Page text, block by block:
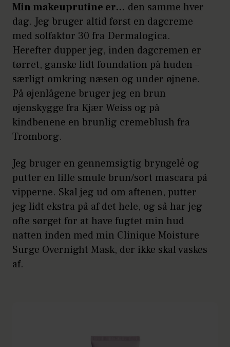
Min makeuprutine er… den samme hver
dag. Jeg bruger altid først en dagcreme
med solfaktor 30 fra Dermalogica.
Herefter dupper jeg, inden dagcremen er
tørret, ganske lidt foundation på huden –
særligt omkring næsen og under øjnene.
På øjenlågene bruger jeg en brun
øjenskygge fra Kjær Weiss og på
kindbenene en brunlig cremeblush fra
Tromborg.
Jeg bruger en gennemsigtig bryngelé og
putter en lille smule brun/sort mascara på
vipperne. Skal jeg ud om aftenen, putter
jeg lidt ekstra på af det hele, og så har jeg
ofte sørget for at have fugtet min hud
natten inden med min Clinique Moisture
Surge Overnight Mask, der ikke skal vaskes
af.